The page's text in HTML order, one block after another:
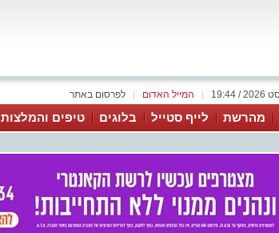
לפרסום באתר המייל האדום
מהרשת לייף סטייל בלוגים טיפים והמלצות